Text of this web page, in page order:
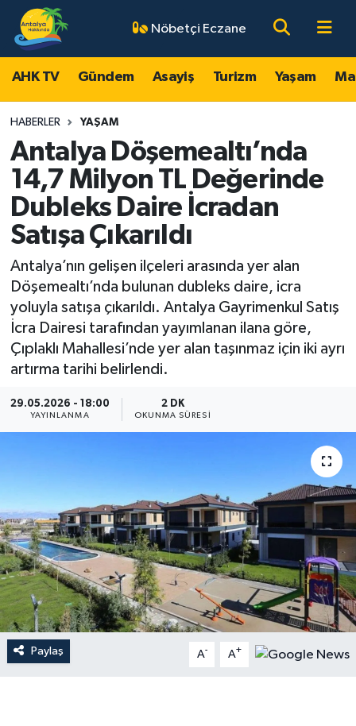
Nöbetçi Eczane
AHK TV Gündem Asayiş Turizm Yaşam
HABERLER YAŞAM
Antalya Döşemealtı’nda
14,7 Milyon TL Değerinde
Dubleks Daire İcradan
Satışa Çıkarıldı
Antalya’nın gelişen ilçeleri arasında yer alan
Döşemealtı’nda bulunan dubleks daire, icra
yoluyla satışa çıkarıldı. Antalya Gayrimenkul Satış
İcra Dairesi tarafından yayımlanan ilana göre,
Çıplaklı Mahallesi’nde yer alan taşınmaz için iki ayrı
artırma tarihi belirlendi.
29.05.2026 - 18:00
YAYINLANMA
2 DK
OKUNMA SÜRESI
Paylaş A- A+
AHK TV
Gündem
Asayiş
Turizm
Magazin
Ekonomi
Spor
Resmi Reklamlar
Antalya Nöbetçi Eczaneler
Antalya Hava Durumu
Antalya Namaz Vakitleri
Antalya Trafik Yoğunluk Haritası
Süper Lig Puan Durumu ve Fikstür
Tüm Manşetler
Son Dakika Haberleri
Haber Arşivi